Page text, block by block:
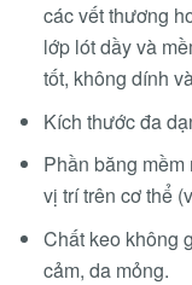
các vết thương
lớp lót dầy và
tốt, không dính
Kích thước đa
Phần băng
vị trí trên cơ thể
Chất keo không
cảm, da mỏng.